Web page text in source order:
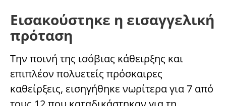
Εισακούστηκε η εισαγγελική
πρόταση
Την ποινή της ισόβιας κάθειρξης και
επιπλέον πολυετείς πρόσκαιρες
καθείρξεις, εισηγήθηκε νωρίτερα για 7 από